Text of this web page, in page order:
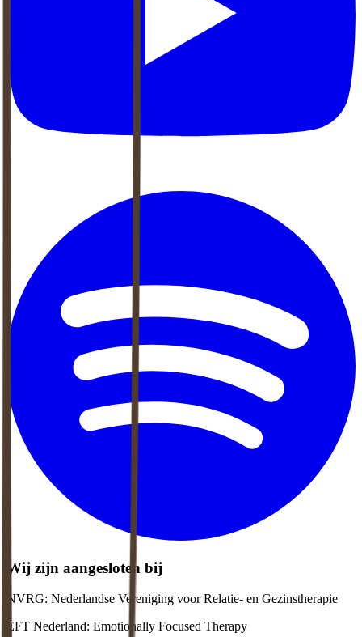
Wij zijn aangesloten bij
NVRG: Nederlandse Vereniging voor Relatie- en Gezinstherapie
EFT Nederland: Emotionally Focused Therapy